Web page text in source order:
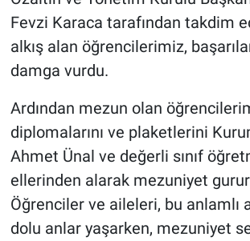
Fevzi Karaca tarafından takdim
alkış alan öğrencilerimiz,
damga vurdu.
Ardından mezun olan
diplomalarını ve plaketlerini
Ahmet Ünal ve değerli sınıf
ellerinden alarak mezuniyet
Öğrenciler ve aileleri, bu anlamlı
dolu anlar yaşarken, mezuniyet
Magazin
Çevre
Haberde İnsan